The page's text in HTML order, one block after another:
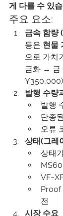
게 다를 수 있
주요 요소:
금속 함량
등은 현물
으로 가치
금화 → 금
발행 수량
발행
단종
오류
상태(그레
상태
Proof
전
시장 수요